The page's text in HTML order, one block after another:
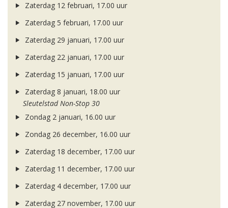
Zaterdag 12 februari, 17.00 uur
Zaterdag 5 februari, 17.00 uur
Zaterdag 29 januari, 17.00 uur
Zaterdag 22 januari, 17.00 uur
Zaterdag 15 januari, 17.00 uur
Zaterdag 8 januari, 18.00 uur
Sleutelstad Non-Stop 30
Zondag 2 januari, 16.00 uur
Zondag 26 december, 16.00 uur
Zaterdag 18 december, 17.00 uur
Zaterdag 11 december, 17.00 uur
Zaterdag 4 december, 17.00 uur
Zaterdag 27 november, 17.00 uur